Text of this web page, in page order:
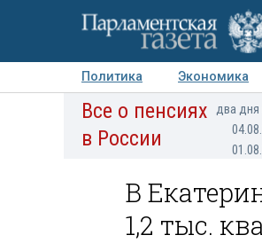
Политика Экономика
Авторы Персоны
Все о пенсиях
в России
два дня
В
1,2 тыс.